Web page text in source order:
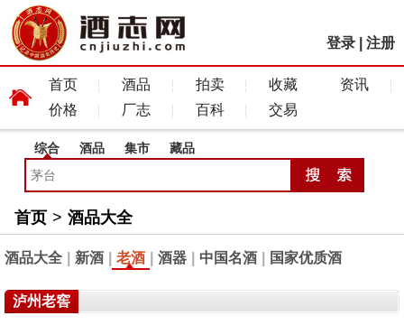
登录 注册
首页 酒品 拍卖 收藏
资讯
价格
厂志 百科 交易
综合 酒品 集市 藏品
首页 > 酒品大全
酒品大全 新酒 老酒 酒器 中国名酒 国家优质酒
泸州老窖